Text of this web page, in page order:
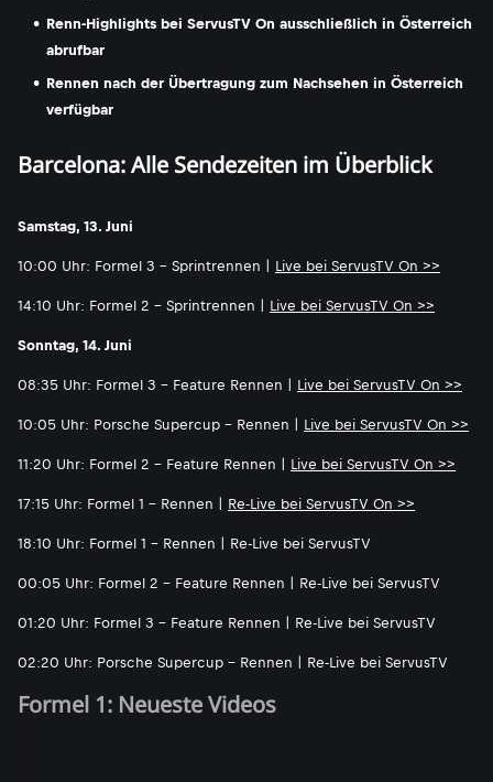
Renn-Highlights bei ServusTV On ausschließlich in Österreich
abrufbar
Rennen nach der Übertragung zum Nachsehen in Österreich
verfügbar
Barcelona: Alle Sendezeiten im Überblick
Samstag, 13. Juni
10:00 Uhr: Formel 3 - Sprintrennen | Live bei ServusTV On >>
14:10 Uhr: Formel 2 - Sprintrennen | Live bei ServusTV On >>
Sonntag, 14. Juni
08:35 Uhr: Formel 3 - Feature Rennen | Live bei ServusTV On >>
10:05 Uhr: Porsche Supercup - Rennen | Live bei ServusTV On >>
11:20 Uhr: Formel 2 - Feature Rennen | Live bei ServusTV On >>
17:15 Uhr: Formel 1 - Rennen | Re-Live bei ServusTV On >>
18:10 Uhr: Formel 1 - Rennen | Re-Live bei ServusTV
00:05 Uhr: Formel 2 - Feature Rennen | Re-Live bei ServusTV
01:20 Uhr: Formel 3 - Feature Rennen | Re-Live bei ServusTV
02:20 Uhr: Porsche Supercup - Rennen | Re-Live bei ServusTV
Formel 1: Neueste Videos